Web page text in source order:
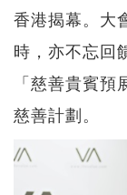
香港揭幕。大
時，亦不忘回
「慈善貴賓
慈善計劃。